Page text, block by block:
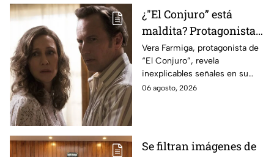
¿"El Conjuro” está
maldita? Protagonista
revela INQUIETANTES
señales en su cuerpo
durante la grabación de
la película
Vera Farmiga, protagonista de
“El Conjuro”, revela
inexplicables señales en su
cuerpo durante el rodaje de la
06 agosto, 2026
Se filtran imágenes de